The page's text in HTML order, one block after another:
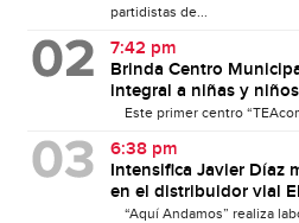
partidistas de...
7:42 pm
Brinda Centro
integral a niñas y
Este primer centro
6:38 pm
Intensifica Javier Díaz
en el distribuidor vial
“Aquí Andamos” realiza